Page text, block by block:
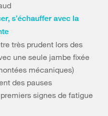
s’échauffer avec la
très prudent lors des
une seule jambe fixée
mécaniques)
des pauses
signes de fatigue